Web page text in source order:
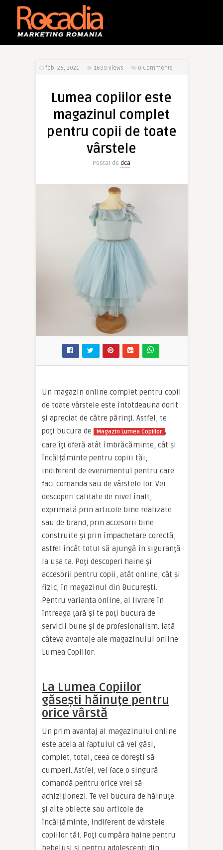
feb. 26, 2021 1699 Views 0 Comments
Lumea copiilor este
magazinul complet
pentru copii de toate
vârstele
Postat de dca
Un magazin online complet pentru copii
de toate vârstele este întotdeauna dorit
şi apreciat de către părinţi. Astfel, te
poţi bucura de
Magazin Lumea Copiilor ,
care îţi oferă atât îmbrăcăminte, cât şi
încălţăminte pentru copiii tăi,
indiferent de evenimentul pentru care
faci comanda sau de vârstele lor. Vei
descoperi calitate de nivel înalt,
exprimată prin articole bine realizate
sau de brand, prin accesorii bine
construite şi prin împachetare corectă,
astfel încât totul să ajungă în siguranţă
la uşa ta. Poţi descoperi haine şi
accesorii pentru copii, atât online, cât şi
fizic, în magazinul din Bucureşti.
Pentru varianta online, ai livrare în
întreaga ţară şi te poţi bucura de
servicii bune şi de profesionalism. Iată
câteva avantaje ale magazinului online
Lumea Copiilor:
La Lumea Copiilor
găseşti hăinuţe pentru
orice vârstă
Un prim avantaj al magazinului online
este acela al faptului că vei găsi,
complet, total, ceea ce doreşti să
cumperi. Astfel, vei face o singură
comandă pentru orice vrei să
achiziţionezi. Te vei bucura de hăinuţe
şi alte obiecte sau articole de
încălţăminte, indiferent de vârstele
copiilor tăi. Poţi cumpăra haine pentru
bebeluşi şi pentru adolescenţi din